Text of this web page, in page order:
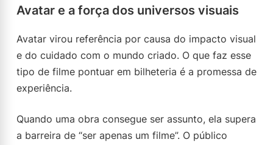
Avatar e a força dos universos visuais
Avatar virou referência por causa do impacto visual
e do cuidado com o mundo criado. O que faz esse
tipo de filme pontuar em bilheteria é a promessa de
experiência.
Quando uma obra consegue ser assunto, ela supera
a barreira de “ser apenas um filme”. O público